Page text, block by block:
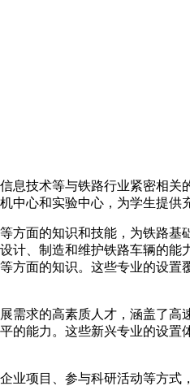
息技术等与铁路行业紧密相关
心和实验中心，为学生提供
方面的知识和技能，为铁路基
计、制造和维护铁路车辆的能
方面的知识。这些专业的设置
需求的高素质人才，涵盖了高
的能力。这些新兴专业的设置
业项目、参与科研活动等方式